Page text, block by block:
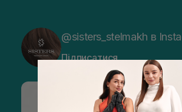
@sisters_stelmakh в
Підписатися